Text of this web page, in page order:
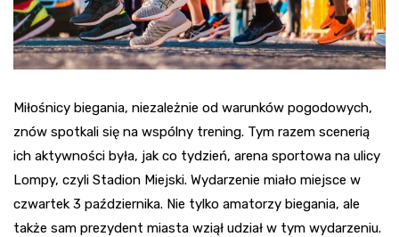
Miłośnicy biegania, niezależnie od warunków pogodowych,
znów spotkali się na wspólny trening. Tym razem scenerią
ich aktywności była, jak co tydzień, arena sportowa na ulicy
Lompy, czyli Stadion Miejski. Wydarzenie miało miejsce w
czwartek 3 października. Nie tylko amatorzy biegania, ale
także sam prezydent miasta wziął udział w tym wydarzeniu.